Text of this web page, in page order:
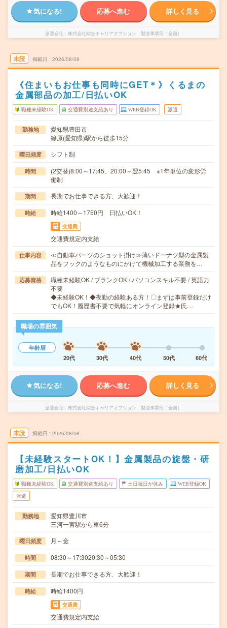
気になる! 応募へ進む 詳しく見る
派遣会社 株式会社綜合キャリアオプション 製造事業部（全国）
未読 掲載日 2026/08/08
《住まいもお仕事も同時にGET＊》くるまの
金属部品の加工/日払いOK
職種未経験OK 交通費別途支給あり WEB登録OK 派遣
勤務地
愛知県豊田市
篠原(愛知県)駅から徒歩15分
曜日頻度 シフト制
時間
(2交替)8:00～17:45、20:00～翌5:45 ※1年単位の変形労
働制
期間 長期でお仕事できる方、大歓迎！
時給 時給1400～1750円 日払いOK！
交通費
交通費規定内支給
仕事内容
≪自動車パーツのショット掛け≫薄いドーナツ型の金属製
品をフックのようなものにかけて機械加工する業務を…
応募資格
職種未経験OK / ブランクOK / パソコンスキル不要 / 英語力
不要
◆未経験OK！◆夜勤の経験ある方！〇まずは事前登録だけ
でもOK！履歴書不要で気軽にオンライン登録★氏…
職場の雰囲気
年齢層
20代
30代 40代 50代 60代
気になる! 応募へ進む 詳しく見る
派遣会社 株式会社綜合キャリアオプション 製造事業部（全国）
未読 掲載日 2026/08/08
【未経験スタートOK！】金属製品の旋盤・研
磨加工/日払いOK
職種未経験OK 交通費別途支給あり 土日祝日が休み WEB登録OK
派遣
勤務地
愛知県豊川市
三河一宮駅から車6分
曜日頻度 月～金
時間 08:30～17:3020:30～05:30
期間 長期でお仕事できる方、大歓迎！
時給 時給1400円
交通費
交通費規定内支給